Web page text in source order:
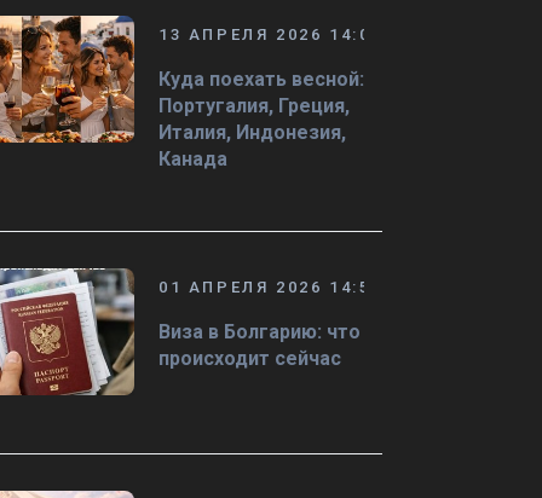
13 АПРЕЛЯ 2026 14:08
Куда поехать весной:
Португалия, Греция,
Италия, Индонезия,
Канада
01 АПРЕЛЯ 2026 14:50
Виза в Болгарию: что
происходит сейчас